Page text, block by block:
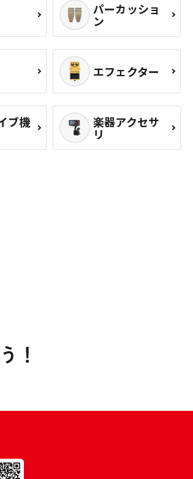
パーカッショ
ン
エフェクター
ブ機 楽器アクセサ
リ